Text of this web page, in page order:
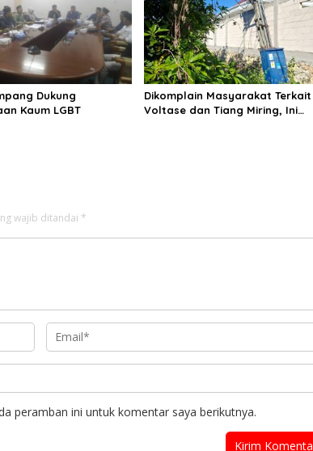
Dukung
Kaum LGBT
Dikomplain Masyarakat Terkait
Voltase dan Tiang Miring, Ini
wajib ditandai *
peramban ini untuk komentar saya berikutnya.